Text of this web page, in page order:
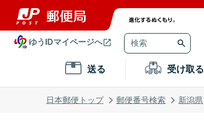
ゆうIDマイページへ
送る 受け取る
日本郵便トップ 郵便番号検索 新潟県